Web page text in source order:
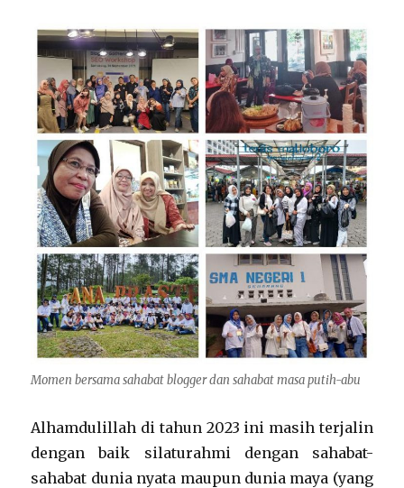
Momen bersama sahabat blogger dan sahabat masa putih-abu
Alhamdulillah di tahun 2023 ini masih terjalin
dengan baik silaturahmi dengan sahabat-
sahabat dunia nyata maupun dunia maya (yang